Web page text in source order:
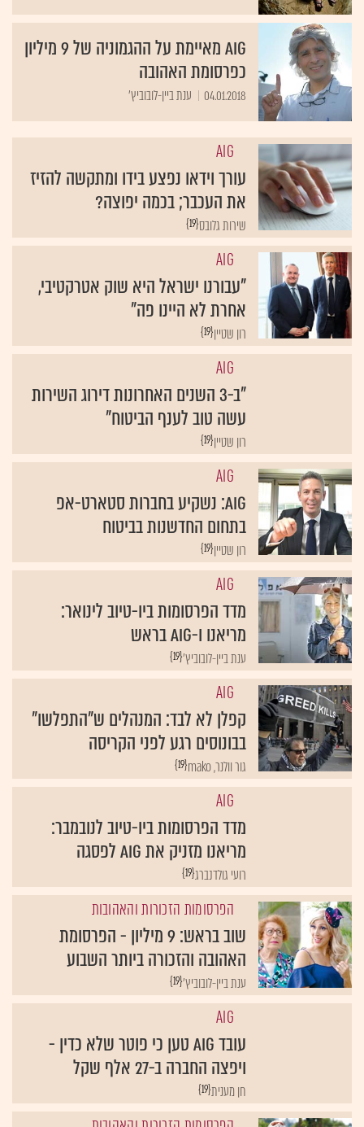
AIG מאיימת על ההגמוניה של 9 מיליון
כפרסומת האהובה
04.01.2018 ענת ביין-לובוביץ'
AIG
עורך וידאו נפצע בידו ומתקשה להזיז
את העכבר; בכמה יפוצה?
{19}שירות גלובס
AIG
"עבורנו ישראל היא שוק אטרקטיבי,
אחרת לא היינו פה"
{19}רון שטיין
AIG
"ב-3 השנים האחרונות דירוג השירות
עשה טוב לענף הביטוח"
{19}רון שטיין
AIG
AIG: נשקיע בחברות סטארט-אפ
בתחום החדשנות בביטוח
{19}רון שטיין
AIG
מדד הפרסומות ביו-טיוב לינואר:
מריאנו ו-AIG בראש
{19}ענת ביין-לובוביץ'
AIG
קפלן לא לבד: המנהלים ש"התפלשו"
בבונוסים רגע לפני הקריסה
{19} גור וולנר, mako
AIG
מדד הפרסומות ביו-טיוב לנובמבר:
מריאנו מזניק את AIG לפסגה
{19}רועי גולדנברג
הפרסומות הזכורות והאהובות
שוב בראש: 9 מיליון - הפרסומת
האהובה והזכורה ביותר השבוע
{19}ענת ביין-לובוביץ'
AIG
עובד AIG טען כי פוטר שלא כדין -
ויפצה החברה ב-27 אלף שקל
{19}חן מענית